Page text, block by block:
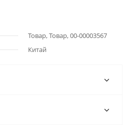
Товар, Товар, 00-00003567
Китай